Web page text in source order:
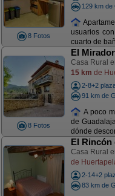
8 Fotos
129 km de
usuarios
cuarto de
8 Fotos
El
Casa Rural
15 km de
2-8+2
91 km de
A poco
de
dónde
El Rincón
Casa Rural
de
2-14+2
83 km de